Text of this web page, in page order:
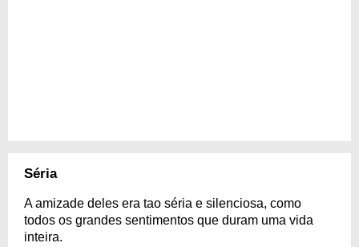
Séria
A amizade deles era tao séria e silenciosa, como
todos os grandes sentimentos que duram uma vida
inteira.